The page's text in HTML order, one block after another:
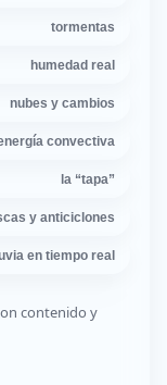
tormentas
humedad real
nubes y cambios
convectiva
la “tapa”
y anticiclones
en tiempo real
contenido y